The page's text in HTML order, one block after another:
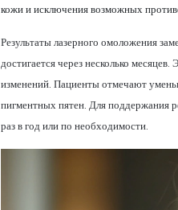
кожи и исключения возможных
Результаты лазерного омоложения
достигается через несколько
изменений. Пациенты отмечают
пигментных пятен. Для поддержания
раз в год или по необходимости.